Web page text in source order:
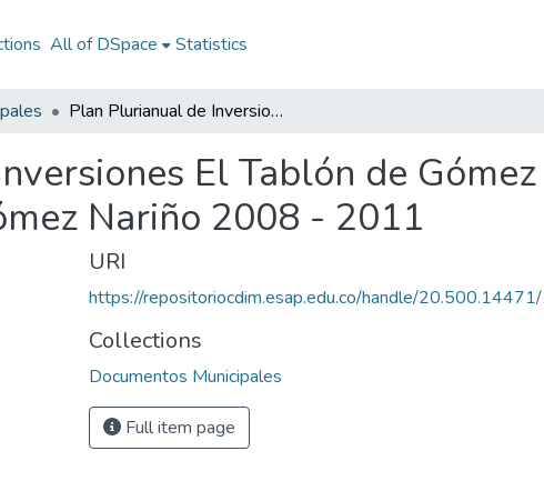
All of DSpace Statistics
Plan Plurianual de Inversiones El Tablón de Gómez Nariño 2008 - 2011: PPI El Tablón de Gómez Nariño 2008 - 2011
El Tablón de
Nariño 2008 - 2011
URI
https://repositoriocdim.esap.edu.co/handle/
Collections
Documentos Municipales
Full item page